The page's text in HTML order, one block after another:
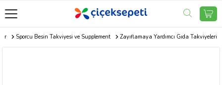
Sporcu Besin Takviyesi ve Supplement Zayıflamaya Yardımcı Gıda Takviyeleri